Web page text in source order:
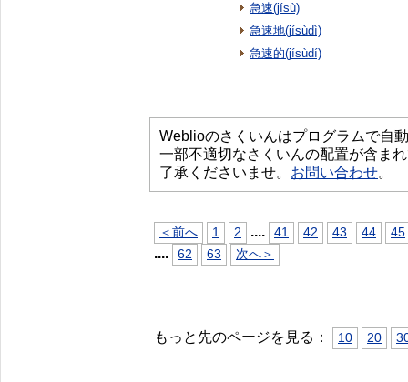
急速(jísù)
急速地(jísùdì)
急速的(jísùdí)
Weblioのさくいんはプログラムで自
一部不適切なさくいんの配置が含ま
了承くださいませ。 お問い合わせ。
＜前へ 1 2 .... 41 42 43 44 45
.... 62 63 次へ＞
もっと先のページを見る： 10 20